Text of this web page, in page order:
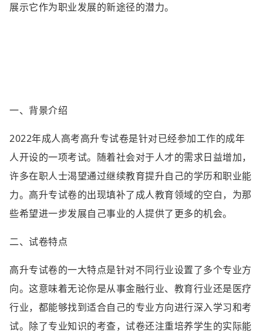
展示它作为职业发展的新途径的潜力。
一、背景介绍
2022年成人高考高升专试卷是针对已经参加工作的成年
人开设的一项考试。随着社会对于人才的需求日益增加，
许多在职人士渴望通过继续教育提升自己的学历和职业能
力。高升专试卷的出现填补了成人教育领域的空白，为那
些希望进一步发展自己事业的人提供了更多的机会。
二、试卷特点
高升专试卷的一大特点是针对不同行业设置了多个专业方
向。这意味着无论你是从事金融行业、教育行业还是医疗
行业，都能够找到适合自己的专业方向进行深入学习和考
试。除了专业知识的考查，试卷还注重培养学生的实际能